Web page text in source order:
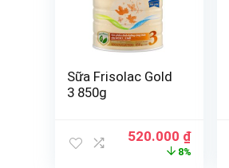
Sữa Frisolac Gold
3 850g
520.000 ₫
8%